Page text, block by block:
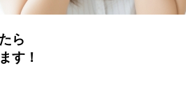
ら
す！